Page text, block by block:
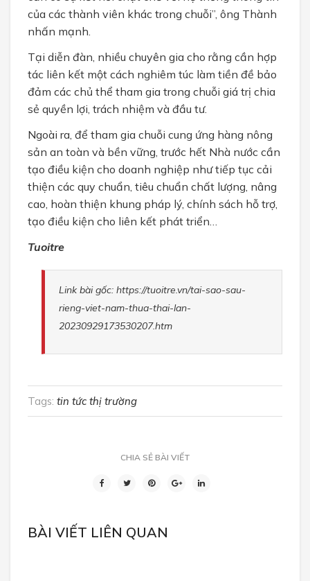
của các thành viên khác trong chuỗi”, ông Thành
nhấn mạnh.
Tại diễn đàn, nhiều chuyên gia cho rằng cần hợp
tác liên kết một cách nghiêm túc làm tiền đề bảo
đảm các chủ thể tham gia trong chuỗi giá trị chia
sẻ quyền lợi, trách nhiệm và đầu tư.
Ngoài ra, để tham gia chuỗi cung ứng hàng nông
sản an toàn và bền vững, trước hết Nhà nước cần
tạo điều kiện cho doanh nghiệp như tiếp tục cải
thiện các quy chuẩn, tiêu chuẩn chất lượng, nâng
cao, hoàn thiện khung pháp lý, chính sách hỗ trợ,
tạo điều kiện cho liên kết phát triển…
Tuoitre
Link bài gốc: https://tuoitre.vn/tai-sao-sau-
rieng-viet-nam-thua-thai-lan-
20230929173530207.htm
Tags: tin tức thị trường
CHIA SẺ BÀI VIẾT
BÀI VIẾT LIÊN QUAN